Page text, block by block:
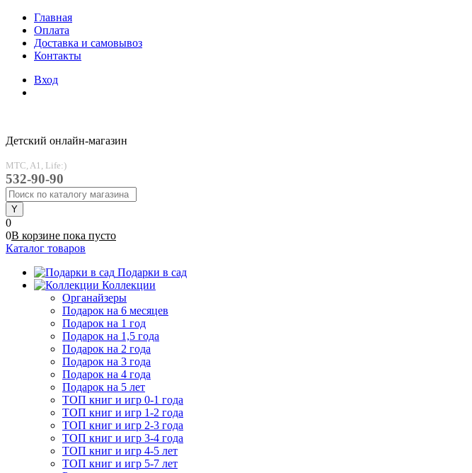
Главная
Оплата
Доставка и самовывоз
Контакты
Вход
Детский онлайн-магазин
MTC, A1, Life:)
532-90-90
0
0В корзине пока пусто
Каталог товаров
Подарки в сад
Коллекции
Органайзеры
Подарок на 6 месяцев
Подарок на 1 год
Подарок на 1,5 года
Подарок на 2 года
Подарок на 3 года
Подарок на 4 года
Подарок на 5 лет
ТОП книг и игр 0-1 года
ТОП книг и игр 1-2 года
ТОП книг и игр 2-3 года
ТОП книг и игр 3-4 года
ТОП книг и игр 4-5 лет
ТОП книг и игр 5-7 лет